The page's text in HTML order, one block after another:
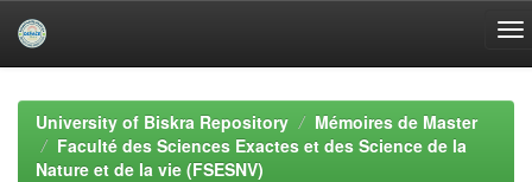
navigationUniversity of Biskra Repository
Mémoires de Master
Faculté des Sciences Exactes et des Science de la
Nature et de la vie (FSESNV)